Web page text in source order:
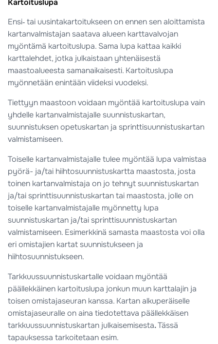
Kartoituslupa
Ensi‑ tai uusintakartoitukseen on ennen sen aloittamista
kartanvalmistajan saatava alueen karttavalvojan
myöntämä kartoituslupa. Sama lupa kattaa kaikki
karttalehdet, jotka julkaistaan yhtenäisestä
maastoalueesta samanaikaisesti. Kartoituslupa
myönnetään enintään viideksi vuodeksi.
Tiettyyn maastoon voidaan myöntää kartoituslupa vain
yhdelle kartanvalmistajalle suunnistuskartan,
suunnistuksen opetuskartan ja sprinttisuunnistuskartan
valmistamiseen.
Toiselle kartanvalmistajalle tulee myöntää lupa valmistaa
pyörä- ja/tai hiihtosuunnistuskartta maastosta, josta
toinen kartanvalmistaja on jo tehnyt suunnistuskartan
ja/tai sprinttisuunnistuskartan tai maastosta, jolle on
toiselle kartanvalmistajalle myönnetty lupa
suunnistuskartan ja/tai sprinttisuunnistuskartan
valmistamiseen. Esimerkkinä samasta maastosta voi olla
eri omistajien kartat suunnistukseen ja
hiihtosuunnistukseen.
Tarkkuussuunnistuskartalle voidaan myöntää
päällekkäinen kartoituslupa jonkun muun karttalajin ja
toisen omistajaseuran kanssa. Kartan alkuperäiselle
omistajaseuralle on aina tiedotettava päällekkäisen
tarkkuussuunnistuskartan julkaisemisesta.Tässä
tapauksessa tarkoitetaan esim.